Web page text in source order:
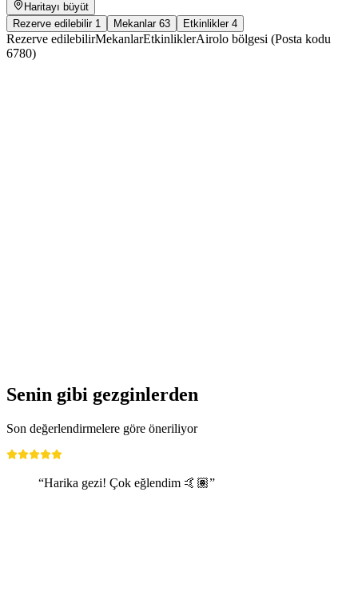
Haritayı büyüt
Rezerve edilebilir 1 Mekanlar 63 Etkinlikler 4
Rezerve edilebilirMekanlarEtkinliklerAirolo bölgesi (Posta kodu
6780)
Senin gibi gezginlerden
Son değerlendirmelere göre öneriliyor
“Harika gezi! Çok eğlendim 🤙🏽”